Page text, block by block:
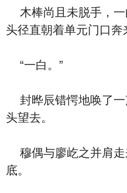
木棒尚且未脱手，一
头径直朝着单元门口奔
“一白。”
封晔辰错愕地唤了一
头望去。
穆偶与廖屹之并肩走
底。